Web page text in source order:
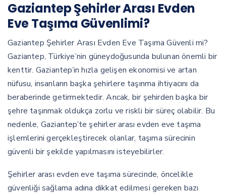
Gaziantep Şehirler Arası Evden
Eve Taşıma Güvenlimi?
Gaziantep Şehirler Arası Evden Eve Taşıma Güvenli mi?
Gaziantep, Türkiye’nin güneydoğusunda bulunan önemli bir
kenttir. Gaziantep’in hızla gelişen ekonomisi ve artan
nüfusu, insanların başka şehirlere taşınma ihtiyacını da
beraberinde getirmektedir. Ancak, bir şehirden başka bir
şehre taşınmak oldukça zorlu ve riskli bir süreç olabilir. Bu
nedenle, Gaziantep’te şehirler arası evden eve taşıma
işlemlerini gerçekleştirecek olanlar, taşıma sürecinin
güvenli bir şekilde yapılmasını isteyebilirler.
Şehirler arası evden eve taşıma sürecinde, öncelikle
güvenliği sağlama adına dikkat edilmesi gereken bazı